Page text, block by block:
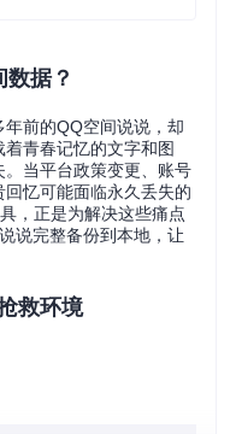
据？
前的QQ空间说说，却
青春记忆的文字和图
当平台政策变更、账号
忆可能面临永久丢失的
，正是为解决这些痛点
说完整备份到本地，让
救环境